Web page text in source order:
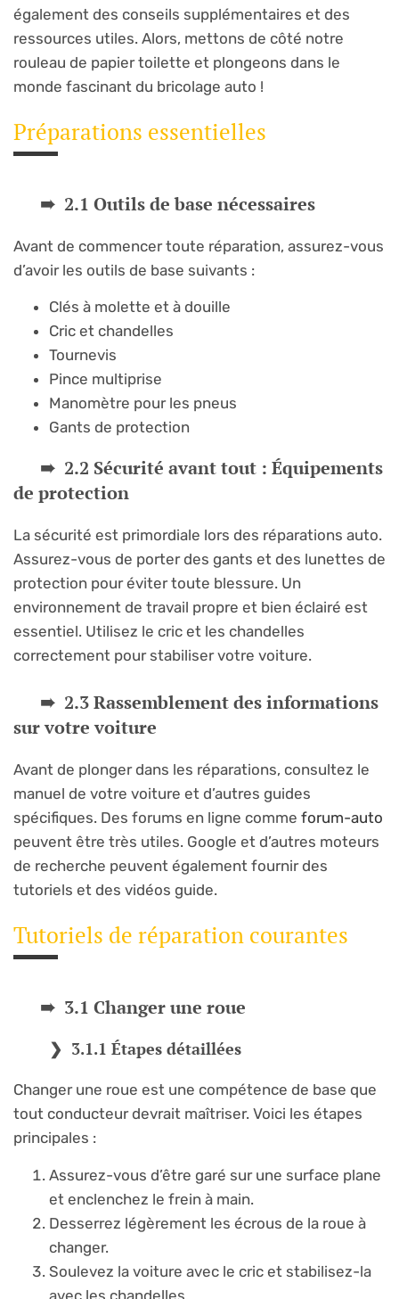
également des conseils supplémentaires et des
ressources utiles. Alors, mettons de côté notre
rouleau de papier toilette et plongeons dans le
monde fascinant du bricolage auto !
Préparations essentielles
2.1 Outils de base nécessaires
Avant de commencer toute réparation, assurez-vous
d’avoir les outils de base suivants :
Clés à molette et à douille
Cric et chandelles
Tournevis
Pince multiprise
Manomètre pour les pneus
Gants de protection
2.2 Sécurité avant tout : Équipements
de protection
La sécurité est primordiale lors des réparations auto.
Assurez-vous de porter des gants et des lunettes de
protection pour éviter toute blessure. Un
environnement de travail propre et bien éclairé est
essentiel. Utilisez le cric et les chandelles
correctement pour stabiliser votre voiture.
2.3 Rassemblement des informations
sur votre voiture
Avant de plonger dans les réparations, consultez le
manuel de votre voiture et d’autres guides
spécifiques. Des forums en ligne comme forum-auto
peuvent être très utiles. Google et d’autres moteurs
de recherche peuvent également fournir des
tutoriels et des vidéos guide.
Tutoriels de réparation courantes
3.1 Changer une roue
3.1.1 Étapes détaillées
Changer une roue est une compétence de base que
tout conducteur devrait maîtriser. Voici les étapes
principales :
Assurez-vous d’être garé sur une surface plane
et enclenchez le frein à main.
Desserrez légèrement les écrous de la roue à
changer.
Soulevez la voiture avec le cric et stabilisez-la
avec les chandelles.